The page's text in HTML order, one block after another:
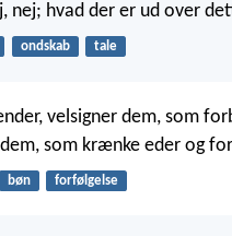
nej; hvad der er ud over
ondskab tale
velsigner dem, som
som krænke eder og
bøn forfølgelse